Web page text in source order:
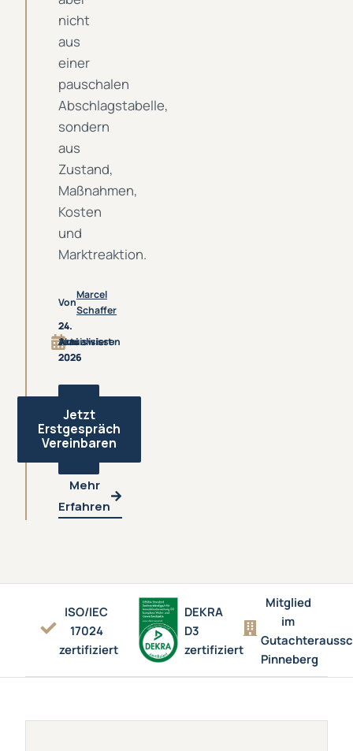
nicht
aus
einer
pauschalen
Abschlagstabelle,
sondern
aus
Zustand,
Maßnahmen,
Kosten
und
Marktreaktion.
Von
Marcel
Schaffer
Praxiswissen
24.
Juni
2026
Aktualisiert:
24.
Juni
2026
Jetzt
Erstgespräch
Vereinbaren
Mehr
Erfahren
ISO/IEC
17024
zertifiziert
DEKRA
D3
zertifiziert
Mitglied
im
Pinneberg